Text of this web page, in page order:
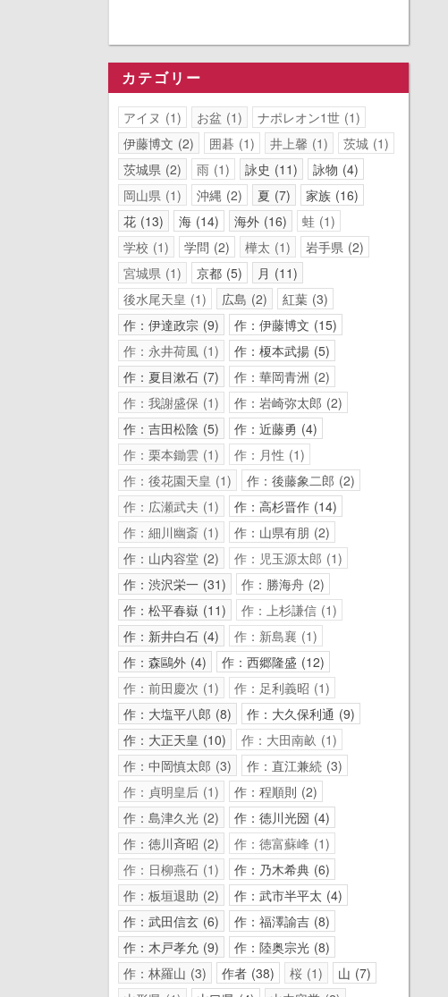
カテゴリー
アイヌ 1 お盆 1 ナポレオン1世 1
伊藤博文 2 囲碁 1 井上馨 1 茨城 1
茨城県 2 雨 1 詠史 11 詠物 4
岡山県 1 沖縄 2 夏 7 家族 16
花 13 海 14 海外 16 蛙 1
学校 1 学問 2 樺太 1 岩手県 2
宮城県 1 京都 5 月
11
後水尾天皇
1 広島 2 紅葉 3
作：伊達政宗 9 作：伊藤博文 15
作：永井荷風 1 作：榎本武揚 5
作：夏目漱石 7 作：華岡青洲 2
作：我謝盛保 1 作：岩崎弥太郎 2
作：吉田松陰 5 作：近藤勇 4
作：栗本鋤雲 1 作：月性 1
作：後花園天皇
1 作：後藤象二郎 2
作：広瀬武夫 1 作：高杉晋作 14
作：細川幽斎 1 作：山県有朋 2
作：山内容堂 2 作：児玉源太郎 1
作：渋沢栄一 31 作：勝海舟 2
作：松平春嶽 11 作：上杉謙信 1
作：新井白石 4 作：新島襄 1
作：森鷗外 4 作：西郷隆盛 12
作：前田慶次 1 作：足利義昭 1
作：大塩平八郎 8 作：大久保利通
9
作：大正天皇
10 作：大田南畝
1
作：中岡慎太郎 3 作：直江兼続 3
作：貞明皇后 1 作：程順則 2
作：島津久光 2 作：徳川光圀 4
作：徳川斉昭 2 作：徳富蘇峰 1
作：日柳燕石 1 作：乃木希典 6
作：板垣退助 2 作：武市半平太 4
作：武田信玄 6 作：福澤諭吉 8
作：木戸孝允 9 作：陸奥宗光 8
作：林羅山 3 作者 38 桜 1 山 7